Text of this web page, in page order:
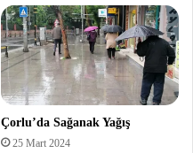
Çorlu’da Sağanak Yağış
25 Mart 2024